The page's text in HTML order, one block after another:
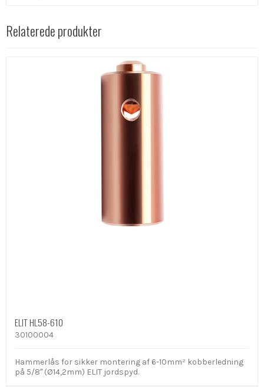
Relaterede produkter
ELIT HL58-610
30100004
Hammerlås for sikker montering af 6-10mm² kobberledning
på 5/8" (Ø14,2mm) ELIT jordspyd.